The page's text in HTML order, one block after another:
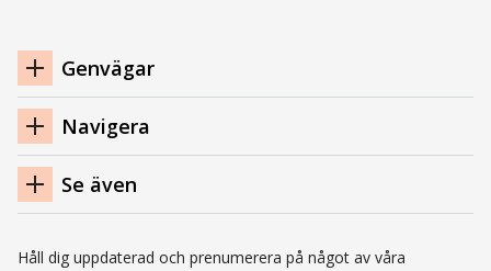
Navigation
sidfot
Genvägar
Navigera
Se även
Håll dig uppdaterad och prenumerera på något av våra